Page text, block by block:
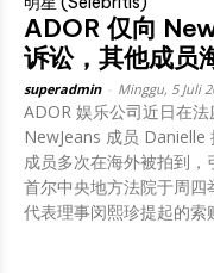
ADOR 仅向
诉讼，其他成员
superadmin Minggu, 5 Juli
ADOR 娱乐公司近日在
NewJeans 成员 Danielle
成员多次在海外被拍到，
首尔中央地方法院于周
代表理事闵熙珍提起的索